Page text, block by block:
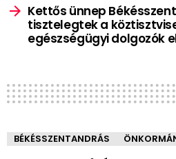
Kettős ünnep
tisztelegtek a
egészségügyi dolgozók
BÉKÉSSZENTANDRÁS